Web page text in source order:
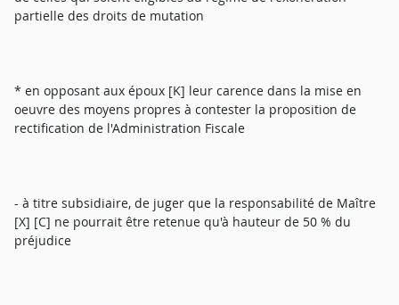
partielle des droits de mutation
* en opposant aux époux [K] leur carence dans la mise en
oeuvre des moyens propres à contester la proposition de
rectification de l'Administration Fiscale
- à titre subsidiaire, de juger que la responsabilité de Maître
[X] [C] ne pourrait être retenue qu'à hauteur de 50 % du
préjudice